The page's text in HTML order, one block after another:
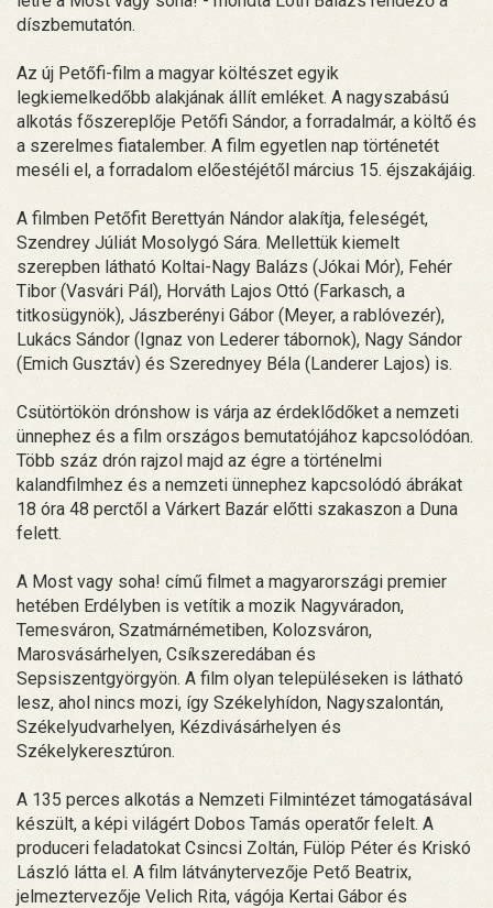
díszbemutatón.
Az új Petőfi-film a magyar költészet egyik
legkiemelkedőbb alakjának állít emléket. A nagyszabású
alkotás főszereplője Petőfi Sándor, a forradalmár, a költő és
a szerelmes fiatalember. A film egyetlen nap történetét
meséli el, a forradalom előestéjétől március 15. éjszakájáig.
A filmben Petőfit Berettyán Nándor alakítja, feleségét,
Szendrey Júliát Mosolygó Sára. Mellettük kiemelt
szerepben látható Koltai-Nagy Balázs (Jókai Mór), Fehér
Tibor (Vasvári Pál), Horváth Lajos Ottó (Farkasch, a
titkosügynök), Jászberényi Gábor (Meyer, a rablóvezér),
Lukács Sándor (Ignaz von Lederer tábornok), Nagy Sándor
(Emich Gusztáv) és Szerednyey Béla (Landerer Lajos) is.
Csütörtökön drónshow is várja az érdeklődőket a nemzeti
ünnephez és a film országos bemutatójához kapcsolódóan.
Több száz drón rajzol majd az égre a történelmi
kalandfilmhez és a nemzeti ünnephez kapcsolódó ábrákat
18 óra 48 perctől a Várkert Bazár előtti szakaszon a Duna
felett.
A Most vagy soha! című filmet a magyarországi premier
hetében Erdélyben is vetítik a mozik Nagyváradon,
Temesváron, Szatmárnémetiben, Kolozsváron,
Marosvásárhelyen, Csíkszeredában és
Sepsiszentgyörgyön. A film olyan településeken is látható
lesz, ahol nincs mozi, így Székelyhídon, Nagyszalontán,
Székelyudvarhelyen, Kézdivásárhelyen és
Székelykeresztúron.
A 135 perces alkotás a Nemzeti Filmintézet támogatásával
készült, a képi világért Dobos Tamás operatőr felelt. A
produceri feladatokat Csincsi Zoltán, Fülöp Péter és Kriskó
László látta el. A film látványtervezője Pető Beatrix,
jelmeztervezője Velich Rita, vágója Kertai Gábor és